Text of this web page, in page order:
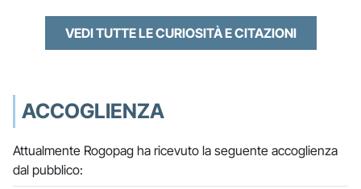
VEDI TUTTE LE CURIOSITÀ E CITAZIONI
ACCOGLIENZA
Attualmente Rogopag ha ricevuto la seguente accoglienza
dal pubblico: